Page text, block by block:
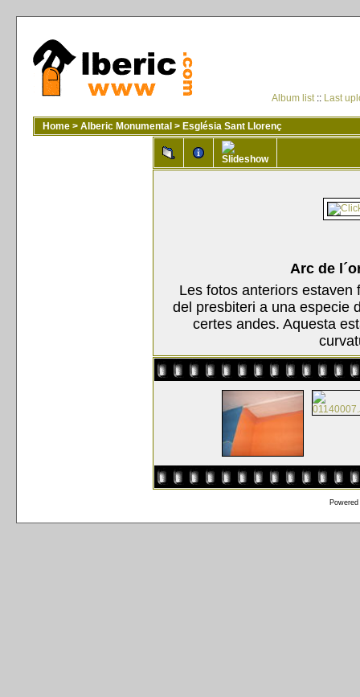
Album list:: Last
Home > Alberic Monumental > Església Sant Llorenç
Arc de
Les fotos anteriors estaven
del presbiteri a una especie
certes andes. Aquesta